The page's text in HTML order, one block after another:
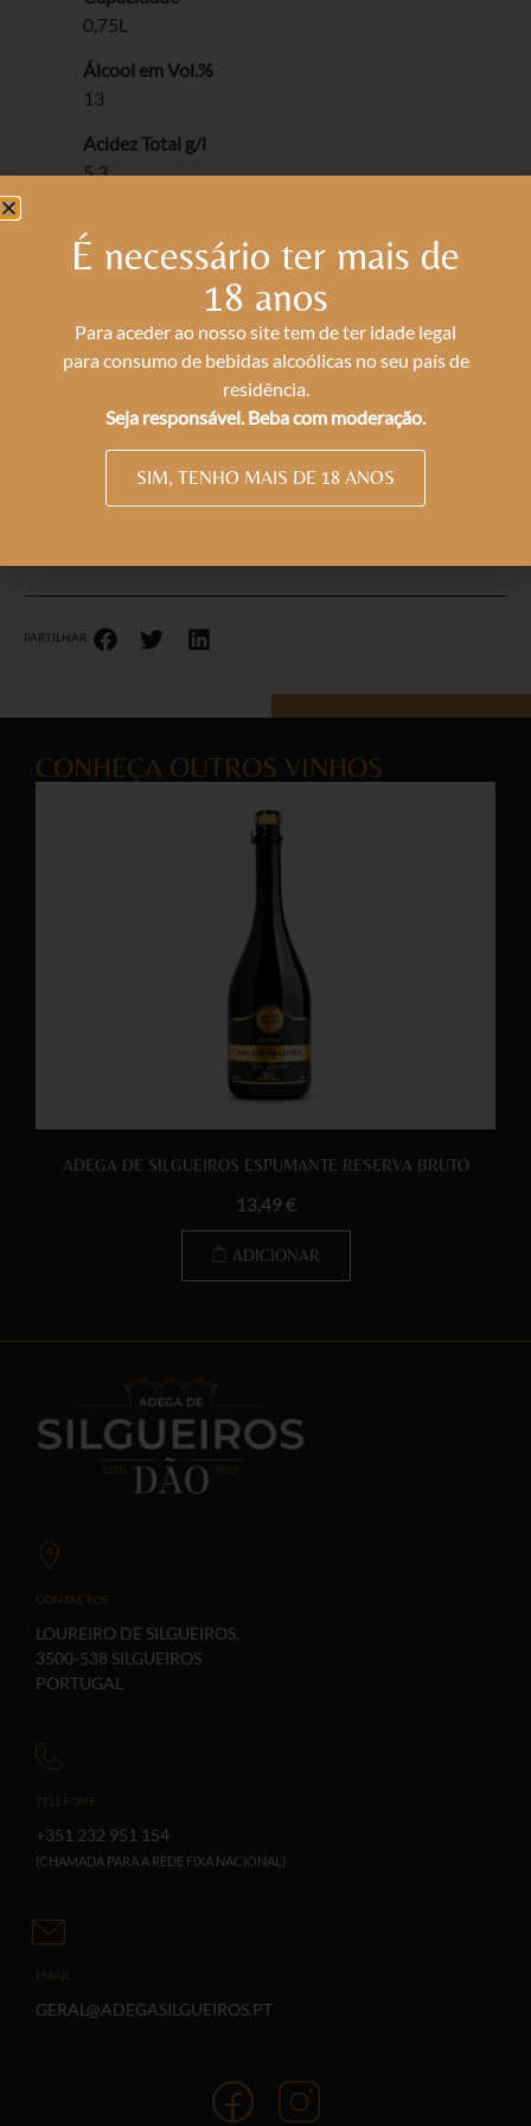
0,75L
Álcool em Vol.%
13
Acidez Total g/l
5.3
0.49
Ac. Residual g/l
3
PARTILHAR
CONHEÇA OUTROS VINHOS
ADEGA DE SILGUEIROS ESPUMANTE RESERVA BRUTO
13,49€
ADICIONAR
CONTACTOS
LOUREIRO DE SILGUEIROS,
3500-538 SILGUEIROS
PORTUGAL
TELEFONE
+351 232 951 154
(CHAMADA PARA A REDE FIXA NACIONAL)
EMAIL
GERAL@ADEGASILGUEIROS.PT
É necessário ter mais de
18 anos
Para aceder ao nosso site tem de ter idade legal
para consumo de bebidas alcoólicas no seu país de
residência.
Seja responsável. Beba com moderação.
SIM, TENHO MAIS DE 18 ANOS